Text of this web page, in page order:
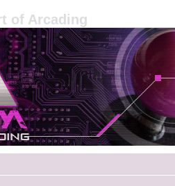
of Arcading